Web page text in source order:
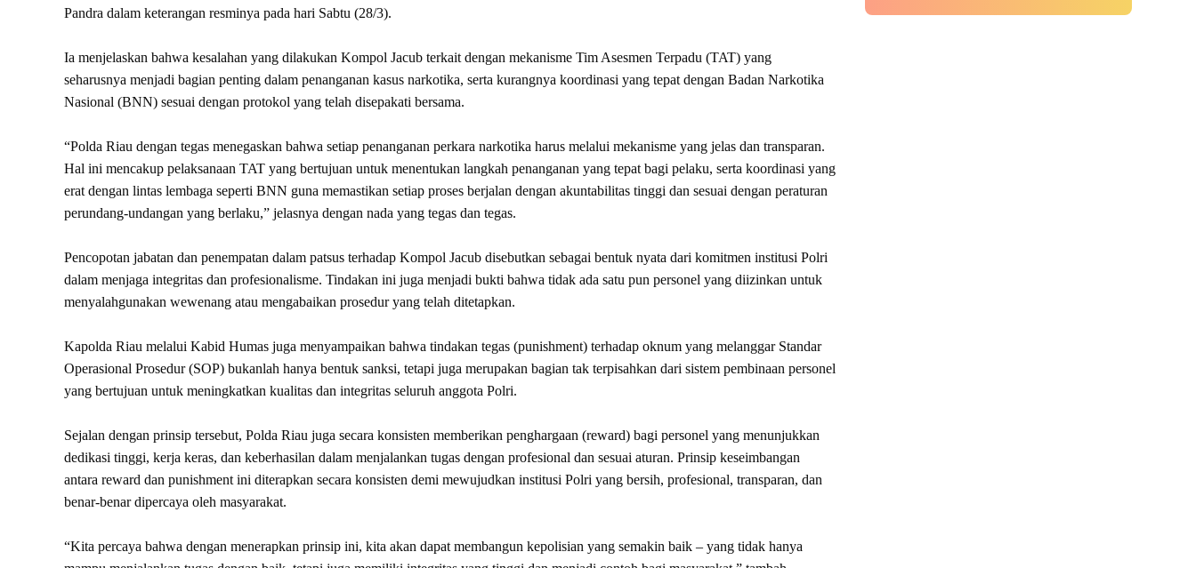
Pandra dalam keterangan resminya pada hari Sabtu (28/3).
Ia menjelaskan bahwa kesalahan yang dilakukan Kompol Jacub terkait dengan mekanisme Tim Asesmen Terpadu (TAT) yang
seharusnya menjadi bagian penting dalam penanganan kasus narkotika, serta kurangnya koordinasi yang tepat dengan Badan Narkotika
Nasional (BNN) sesuai dengan protokol yang telah disepakati bersama.
“Polda Riau dengan tegas menegaskan bahwa setiap penanganan perkara narkotika harus melalui mekanisme yang jelas dan transparan.
Hal ini mencakup pelaksanaan TAT yang bertujuan untuk menentukan langkah penanganan yang tepat bagi pelaku, serta koordinasi yang
erat dengan lintas lembaga seperti BNN guna memastikan setiap proses berjalan dengan akuntabilitas tinggi dan sesuai dengan peraturan
perundang-undangan yang berlaku,” jelasnya dengan nada yang tegas dan tegas.
Pencopotan jabatan dan penempatan dalam patsus terhadap Kompol Jacub disebutkan sebagai bentuk nyata dari komitmen institusi Polri
dalam menjaga integritas dan profesionalisme. Tindakan ini juga menjadi bukti bahwa tidak ada satu pun personel yang diizinkan untuk
menyalahgunakan wewenang atau mengabaikan prosedur yang telah ditetapkan.
Kapolda Riau melalui Kabid Humas juga menyampaikan bahwa tindakan tegas (punishment) terhadap oknum yang melanggar Standar
Operasional Prosedur (SOP) bukanlah hanya bentuk sanksi, tetapi juga merupakan bagian tak terpisahkan dari sistem pembinaan personel
yang bertujuan untuk meningkatkan kualitas dan integritas seluruh anggota Polri.
Sejalan dengan prinsip tersebut, Polda Riau juga secara konsisten memberikan penghargaan (reward) bagi personel yang menunjukkan
dedikasi tinggi, kerja keras, dan keberhasilan dalam menjalankan tugas dengan profesional dan sesuai aturan. Prinsip keseimbangan
antara reward dan punishment ini diterapkan secara konsisten demi mewujudkan institusi Polri yang bersih, profesional, transparan, dan
benar-benar dipercaya oleh masyarakat.
“Kita percaya bahwa dengan menerapkan prinsip ini, kita akan dapat membangun kepolisian yang semakin baik – yang tidak hanya